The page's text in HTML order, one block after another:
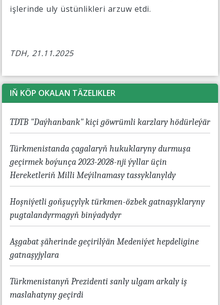
işlerinde uly üstünlikleri arzuw etdi.
TDH, 21.11.2025
IŇ KÖP OKALAN TÄZELIKLER
TDTB "Daýhanbank" kiçi göwrümli karzlary hödürleýär
Türkmenistanda çagalaryň hukuklaryny durmuşa
geçirmek boýunça 2023-2028-nji ýyllar üçin
Hereketleriň Milli Meýilnamasy tassyklanyldy
Hoşniýetli goňşuçylyk türkmen-özbek gatnaşyklaryny
pugtalandyrmagyň binýadydyr
Aşgabat şäherinde geçirilýän Medeniýet hepdeligine
gatnaşyjylara
Türkmenistanyň Prezidenti sanly ulgam arkaly iş
maslahatyny geçirdi